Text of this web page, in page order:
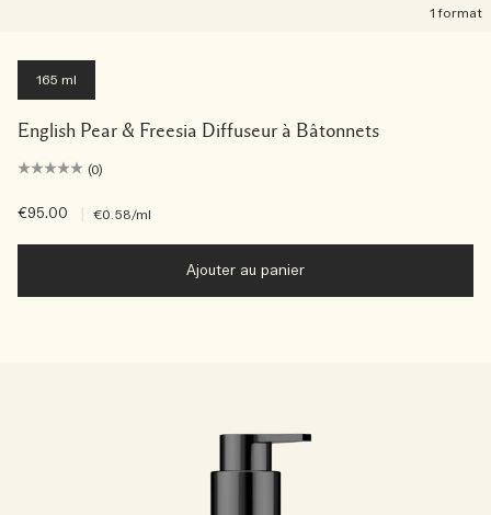
1 format
165 ml
English Pear & Freesia Diffuseur à Bâtonnets
(0)
€95.00 €0.58/ml
Ajouter au panier